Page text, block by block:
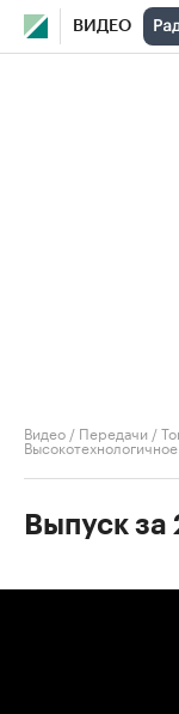
ВИДЕО
Видео / Передачи /
Выпуск